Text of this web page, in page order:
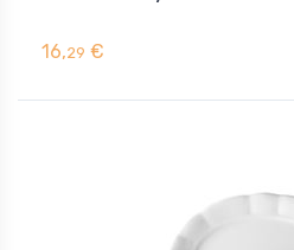
16,29 €